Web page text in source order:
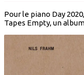
Pour le piano Day
Tapes Empty, un